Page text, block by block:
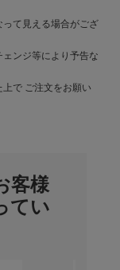
て見える場合がござ
ンジ等により予告な
で ご注文をお願い
客様
てい